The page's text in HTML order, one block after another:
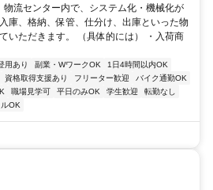
物流センター内で、システム化・機械化が
庫、格納、保管、仕分け、出庫といった物
いただきます。 （具体的には） ・入荷商
用あり 副業・WワークOK
1日4時間以内OK
資格取得支援あり フリーター歓迎
バイク通勤OK
職場見学可 平日のみOK 学生歓迎
転勤なし
OK